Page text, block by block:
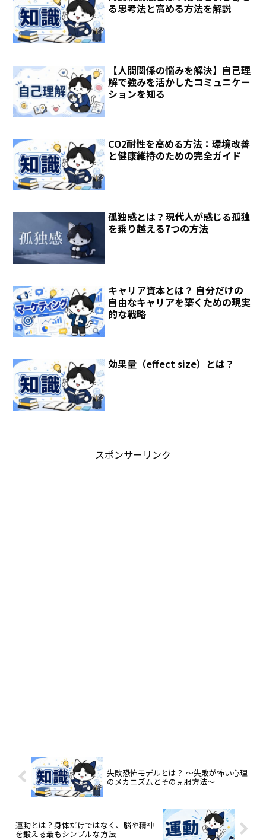
る思考法と高める方法を解説
【人間関係の悩みを解決】自己理
解で強みを活かしたコミュニケー
ションを知る
CO2耐性を高める方法：環境改善
と健康維持のための完全ガイド
孤独感とは？現代人が感じる孤独
を乗り越える7つの方法
キャリア資本とは？ 自分だけの
自由なキャリアを築くための現実
的な戦略
効果量（effect size）とは？
スポンサーリンク
失敗恐怖モデルとは？ ～失敗が怖い心理
のメカニズムとその克服方法～
運動とは？身体だけではなく、脳や精神
を鍛える最もシンプルな方法